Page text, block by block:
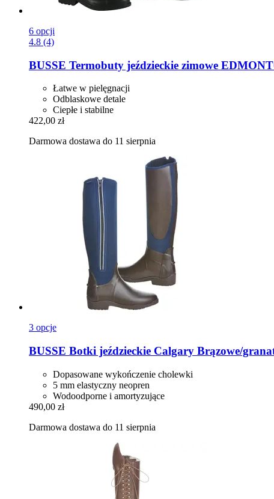
6 opcji
4.8 (4)
BUSSE Termobuty jeździeckie zimowe
Łatwe w pielęgnacji
Odblaskowe detale
Ciepłe i stabilne
422,00 zł
Darmowa dostawa do 11 sierpnia
3 opcje
BUSSE Botki jeździeckie Calgary Brązowe/
Dopasowane wykończenie cholewki
5 mm elastyczny neopren
Wodoodporne i amortyzujące
490,00 zł
Darmowa dostawa do 11 sierpnia